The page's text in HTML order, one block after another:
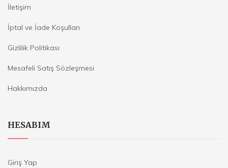
İletişim
İptal ve İade Koşulları
Gizlilik Politikası
Mesafeli Satış Sözleşmesi
Hakkımızda
HESABIM
Giriş Yap